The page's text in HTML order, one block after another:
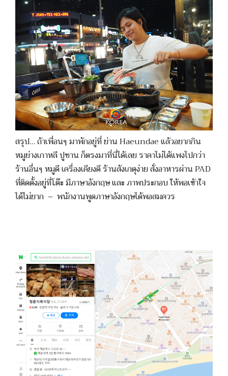
สรุป… ถ้าเพื่อนๆ มาพักอยู่ที่ ย่าน Haeundae แล้วอยากกิน
หมูย่างเกาหลี ปูซาน ก็ตรงมาที่นี่ได้เลย ราคาไม่ได้แพงไปกว่า
ร้านอื่นๆ หมูดี เครื่องเคียงดี ร้านสังเกตุง่าย สั่งอาหารผ่าน PAD
ที่ติดตั้งอยู่ที่โต๊ะ มีภาษาอังกฤษ และ ภาพประกอบ ให้พอเข้าใจ
ได้ไม่ยาก – พนักงานพูดภาษาอังกฤษได้พอสมควร